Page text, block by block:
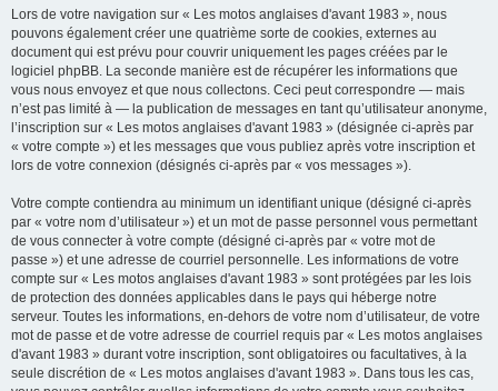
Lors de votre navigation sur « Les motos anglaises d'avant 1983 », nous
pouvons également créer une quatrième sorte de cookies, externes au
document qui est prévu pour couvrir uniquement les pages créées par le
logiciel phpBB. La seconde manière est de récupérer les informations que
vous nous envoyez et que nous collectons. Ceci peut correspondre — mais
n’est pas limité à — la publication de messages en tant qu’utilisateur anonyme,
l’inscription sur « Les motos anglaises d'avant 1983 » (désignée ci-après par
« votre compte ») et les messages que vous publiez après votre inscription et
lors de votre connexion (désignés ci-après par « vos messages »).
Votre compte contiendra au minimum un identifiant unique (désigné ci-après
par « votre nom d’utilisateur ») et un mot de passe personnel vous permettant
de vous connecter à votre compte (désigné ci-après par « votre mot de
passe ») et une adresse de courriel personnelle. Les informations de votre
compte sur « Les motos anglaises d'avant 1983 » sont protégées par les lois
de protection des données applicables dans le pays qui héberge notre
serveur. Toutes les informations, en-dehors de votre nom d’utilisateur, de votre
mot de passe et de votre adresse de courriel requis par « Les motos anglaises
d'avant 1983 » durant votre inscription, sont obligatoires ou facultatives, à la
seule discrétion de « Les motos anglaises d'avant 1983 ». Dans tous les cas,